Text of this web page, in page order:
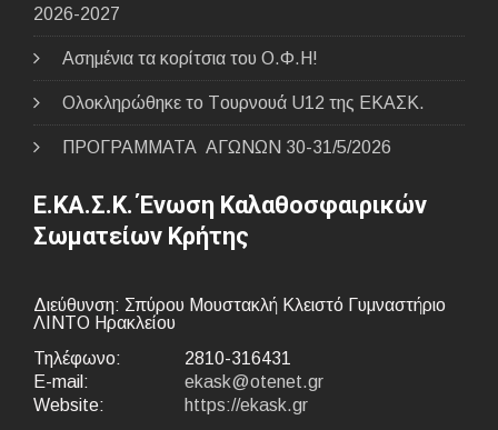
2026-2027
Ασημένια τα κορίτσια του Ο.Φ.Η!
Ολοκληρώθηκε το Tουρνουά U12 της ΕΚΑΣΚ.
ΠΡΟΓΡΑΜΜΑΤΑ ΑΓΩΝΩΝ 30-31/5/2026
Ε.ΚΑ.Σ.Κ. Ένωση Καλαθοσφαιρικών
Σωματείων Κρήτης
Διεύθυνση: Σπύρου Μουστακλή Κλειστό Γυμναστήριο
ΛΙΝΤΟ Ηρακλείου
Τηλέφωνο:
2810-316431
E-mail:
ekask@otenet.gr
Website:
https://ekask.gr